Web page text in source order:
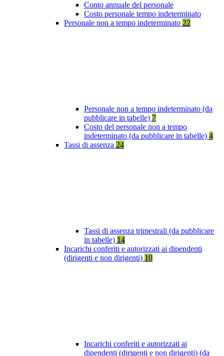
Conto annuale del personale
Costo personale tempo indeterminato
Personale non a tempo indeterminato 22
Personale non a tempo indeterminato (da
pubblicare in tabelle) 7
Costo del personale non a tempo
indeterminato (da pubblicare in tabelle) 4
Tassi di assenza 24
Tassi di assenza trimestrali (da pubblicare
in tabelle) 14
Incarichi conferiti e autorizzati ai dipendenti
(dirigenti e non dirigenti) 10
Incarichi conferiti e autorizzati ai
dipendenti (dirigenti e non dirigenti) (da